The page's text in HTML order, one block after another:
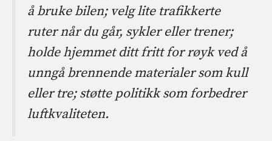
å bruke bilen; velg lite trafikkerte
ruter når du går, sykler eller trener;
holde hjemmet ditt fritt for røyk ved å
unngå brennende materialer som kull
eller tre; støtte politikk som forbedrer
luftkvaliteten.